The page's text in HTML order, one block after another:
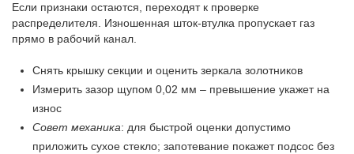
Если признаки остаются, переходят к проверке
распределителя. Изношенная шток-втулка пропускает газ
прямо в рабочий канал.
Снять крышку секции и оценить зеркала золотников
Измерить зазор щупом 0,02 мм – превышение укажет на
износ
Совет механика: для быстрой оценки допустимо
приложить сухое стекло; запотевание покажет подсос без